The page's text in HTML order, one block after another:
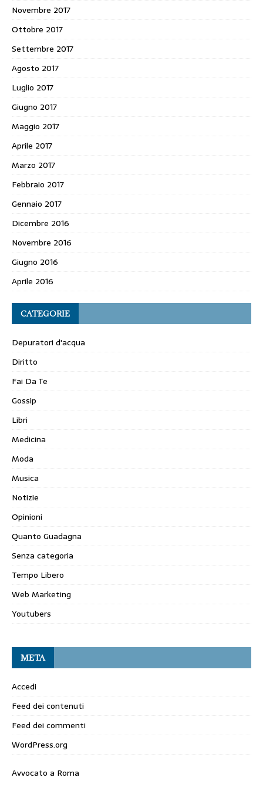
Novembre 2017
Ottobre 2017
Settembre 2017
Agosto 2017
Luglio 2017
Giugno 2017
Maggio 2017
Aprile 2017
Marzo 2017
Febbraio 2017
Gennaio 2017
Dicembre 2016
Novembre 2016
Giugno 2016
Aprile 2016
CATEGORIE
Depuratori d'acqua
Diritto
Fai Da Te
Gossip
Libri
Medicina
Moda
Musica
Notizie
Opinioni
Quanto Guadagna
Senza categoria
Tempo Libero
Web Marketing
Youtubers
META
Accedi
Feed dei contenuti
Feed dei commenti
WordPress.org
Avvocato a Roma